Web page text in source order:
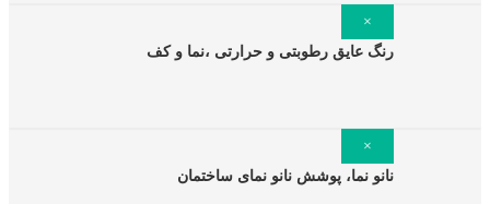
×
رنگ عایق رطوبتی و حرارتی ،نما و کف
×
نانو نما، پوشش نانو نمای ساختمان